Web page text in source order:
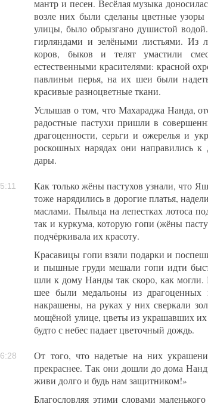
мантр и песен. Весёлая музыка
возле них были сделаны цветные
улицы, было обрызгано душистой
гирляндами и зелёными листьями. Из
коров, быков и телят умастили
естественными красителями: красной
павлиньи перья, на их шеи были
красивые разноцветные ткани.
Услышав о том, что Махараджа Нанда,
радостные пастухи пришли в
драгоценности, серьги и ожерелья и
роскошных нарядах они направились
дары.
Как только жёны пастухов узнали, что
тоже нарядились в дорогие платья,
маслами. Пыльца на лепестках лотоса
так и куркума, которую гопи (жёны
подчёркивала их красоту.
Красавицы гопи взяли подарки и
и пышные груди мешали гопи идти
шли к дому Нанды так скоро, как
шее были медальоны из
накрашены, на руках у них сверкали
мощёной улице, цветы из украшавших их
будто с небес падает цветочный дождь.
От того, что надетые на них
прекраснее. Так они дошли до дома
живи долго и будь нам защитником!»
Благословляя этими словами